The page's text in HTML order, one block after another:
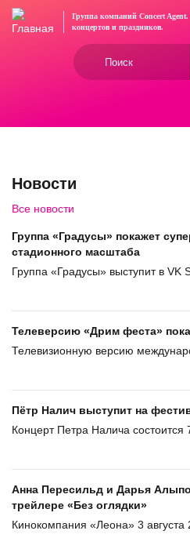
Перейти
Группа компаний Concert Agent.
концертови праздников.
Новости
Все новости
Группа «Градусы» покажет
стадионного масштаба
Группа «Градусы» выступит в VK
Телеверсию «Дрим феста»
Телевизионную версию
Пётр Налич выступит на
Концерт Петра Налича состоится
Анна Пересильд и Дарья
трейлере «Без оглядки»
Кинокомпания «Леона» 3 августа